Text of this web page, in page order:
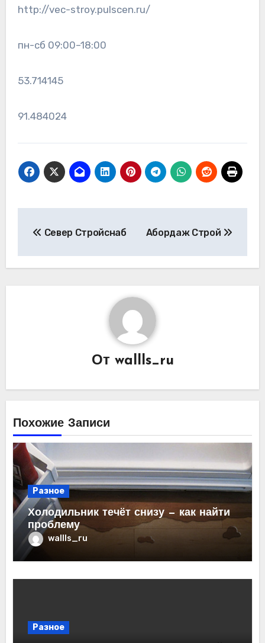
http://vec-stroy.pulscen.ru/
пн-сб 09:00–18:00
53.714145
91.484024
записям
Север Стройснаб Абордаж Строй
От wallls_ru
Похожие Записи
Разное
Холодильник течёт снизу — как найти
проблему
wallls_ru
Разное